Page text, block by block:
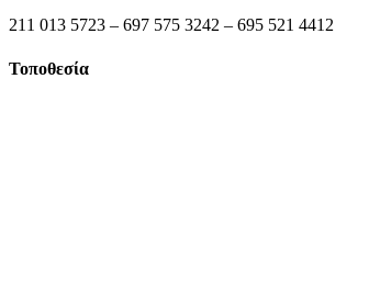
211 013 5723 – 697 575 3242 – 695 521 4412
Τοποθεσία